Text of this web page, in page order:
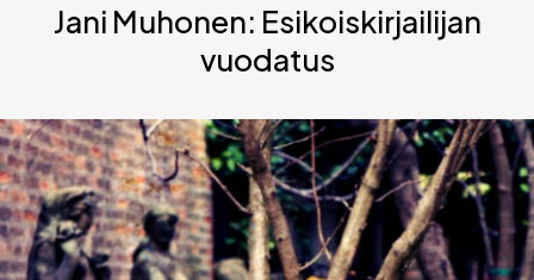
Jani Muhonen: Esikoiskirjailijan
vuodatus